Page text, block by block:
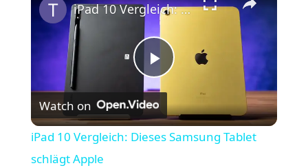
P
l
iPad 10 Vergleich: Dieses Samsung Tablet schlägt Apple
Watch on
iPad 10 Vergleich: Dieses Samsung Tablet
schlägt Apple